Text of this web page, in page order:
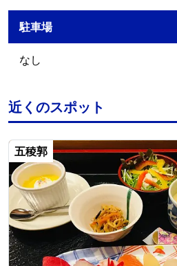
駐車場
なし
近くのスポット
五稜郭